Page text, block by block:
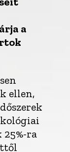
a
ellen,
ra